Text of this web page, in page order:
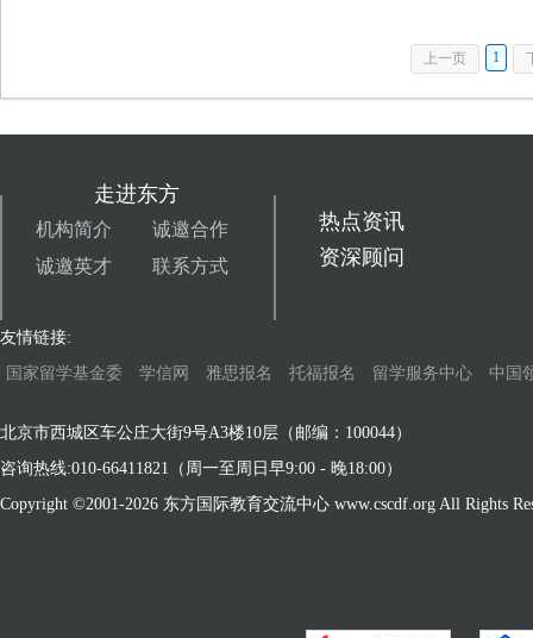
1
上一页
走进东方
机构简介
诚邀合作
诚邀英才
联系方式
热点资讯
资深顾问
友情链接:
国家留学基金委
学信网 雅思报名 托福报名 留学服务中心 中国
北京市西城区车公庄大街9号A3楼10层（邮编：100044）
咨询热线:010-66411821（周一至周日早9:00 - 晚18:00）
Copyright ©2001-2026 东方国际教育交流中心 www.cscdf.org All Rights